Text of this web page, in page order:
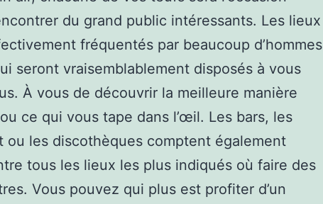
du grand public intéressants. Les lieux
fréquentés par beaucoup d’hommes
seront vraisemblablement disposés à vous
À vous de découvrir la meilleure manière
ce qui vous tape dans l’œil. Les bars, les
ou les discothèques comptent également
tous les lieux les plus indiqués où faire des
Vous pouvez qui plus est profiter d’un